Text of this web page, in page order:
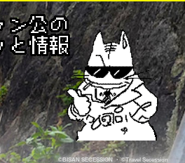
©BISAN SECESSION・ ©Travel Secession